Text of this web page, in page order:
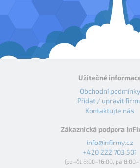
Užitečné
Obchodní podmínky
Přidat / upravit
Kontaktujte nás
Zákaznická podpora
info@infirmy.cz
+420 222 703 501
(po–čt 8:00–16:00, pá